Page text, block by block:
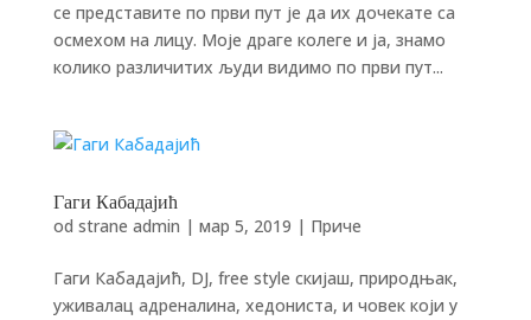
се представите по први пут је да их дочекате са
осмехом на лицу. Моје драге колеге и ја, знамо
колико различитих људи видимо по први пут...
Гаги Кабадајић
od strane admin | мар 5, 2019 | Приче
Гаги Кабадајић, DJ, free style скијаш, природњак,
уживалац адреналина, хедониста, и човек који у